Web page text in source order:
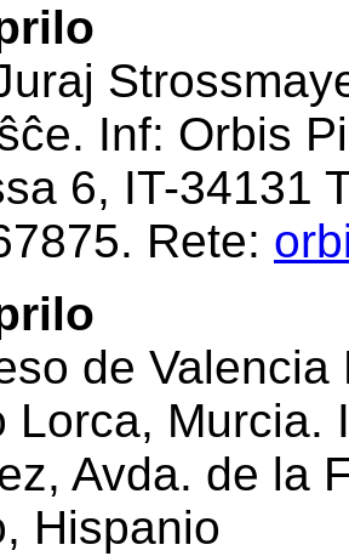
Inf: Orbis
6, IT-34131
Rete:
de
Lorca, Murcia.
Avda. de la
Hispanio